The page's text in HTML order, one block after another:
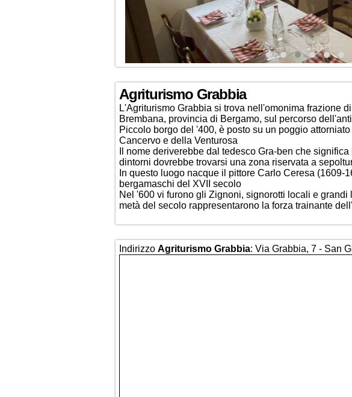
Agriturismo Grabbia
L'Agriturismo Grabbia si trova nell'omonima frazione
Brembana, provincia di Bergamo, sul percorso
Piccolo borgo del '400, è posto su un poggio
Cancervo e della Venturosa
Il nome deriverebbe dal tedesco Gra-ben che
dintorni dovrebbe trovarsi una zona riservata a
In questo luogo nacque il pittore Carlo Ceresa (1609-
bergamaschi del XVII secolo
Nel '600 vi furono gli Zignoni, signorotti locali e grandi
metà del secolo rappresentarono la forza trainante
Indirizzo Agriturismo Grabbia: Via Grabbia, 7 - San